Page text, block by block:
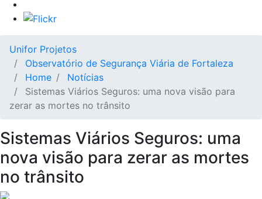
Unifor Projetos
Observatório de Segurança Viária de Fortaleza
Home
Notícias
Sistemas Viários Seguros: uma nova visão para
zerar as mortes no trânsito
Sistemas Viários Seguros: uma
nova visão para zerar as mortes
no trânsito